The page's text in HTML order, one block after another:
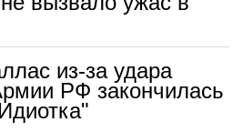
из-за удара
РФ закончилась